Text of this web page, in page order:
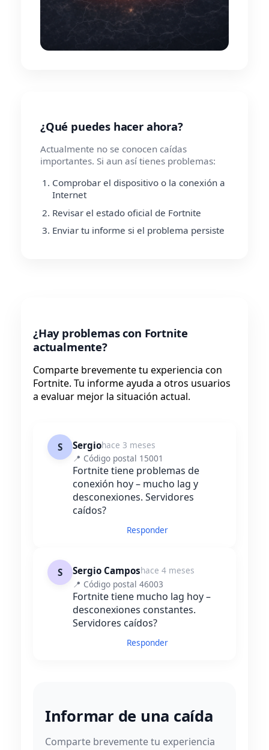
¿Qué puedes hacer ahora?
Actualmente no se conocen caídas
importantes. Si aun así tienes problemas:
Comprobar el dispositivo o la conexión a
Internet
Revisar el estado oficial de Fortnite
Enviar tu informe si el problema persiste
¿Hay problemas con Fortnite
actualmente?
Comparte brevemente tu experiencia con
Fortnite. Tu informe ayuda a otros usuarios
a evaluar mejor la situación actual.
S Sergiohace 3 meses
📍 Código postal 15001
Fortnite tiene problemas de
conexión hoy – mucho lag y
desconexiones. Servidores
caídos?
Responder
S Sergio Camposhace 4 meses
📍 Código postal 46003
Fortnite tiene mucho lag hoy –
desconexiones constantes.
Servidores caídos?
Responder
Informar de una caída
Comparte brevemente tu experiencia